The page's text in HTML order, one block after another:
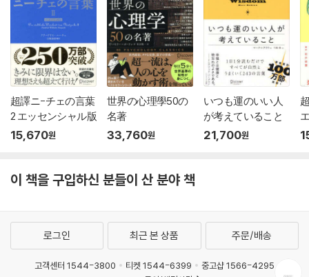
超譯ニ-チェの言葉
2 エッセンシャル版
15,670원
世界の心理學50の
名著
33,760원
いつも運のいい人
が考えていること
21,700원
이 책을 구입하신 분들이 산 분야 책
로그인 최근 본 상품 주문/배송
고객센터 1544-3800 티켓 1544-6399
중고샵 1566-4295